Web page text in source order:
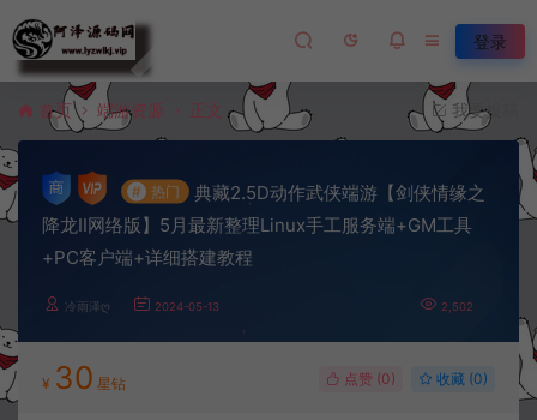
登录
首页 端游资源 正文 我要投稿
# 热门
典藏2.5D动作武侠端游【剑侠情缘之
降龙Ⅱ网络版】5月最新整理Linux手工服务端+GM工具
+PC客户端+详细搭建教程
冷雨泽ღ 2024-05-13 2,502
¥ 30 星钻 点赞 (0) 收藏 (0)